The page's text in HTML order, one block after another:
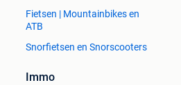
Fietsen | Mountainbikes en
ATB
Snorfietsen en Snorscooters
Immo